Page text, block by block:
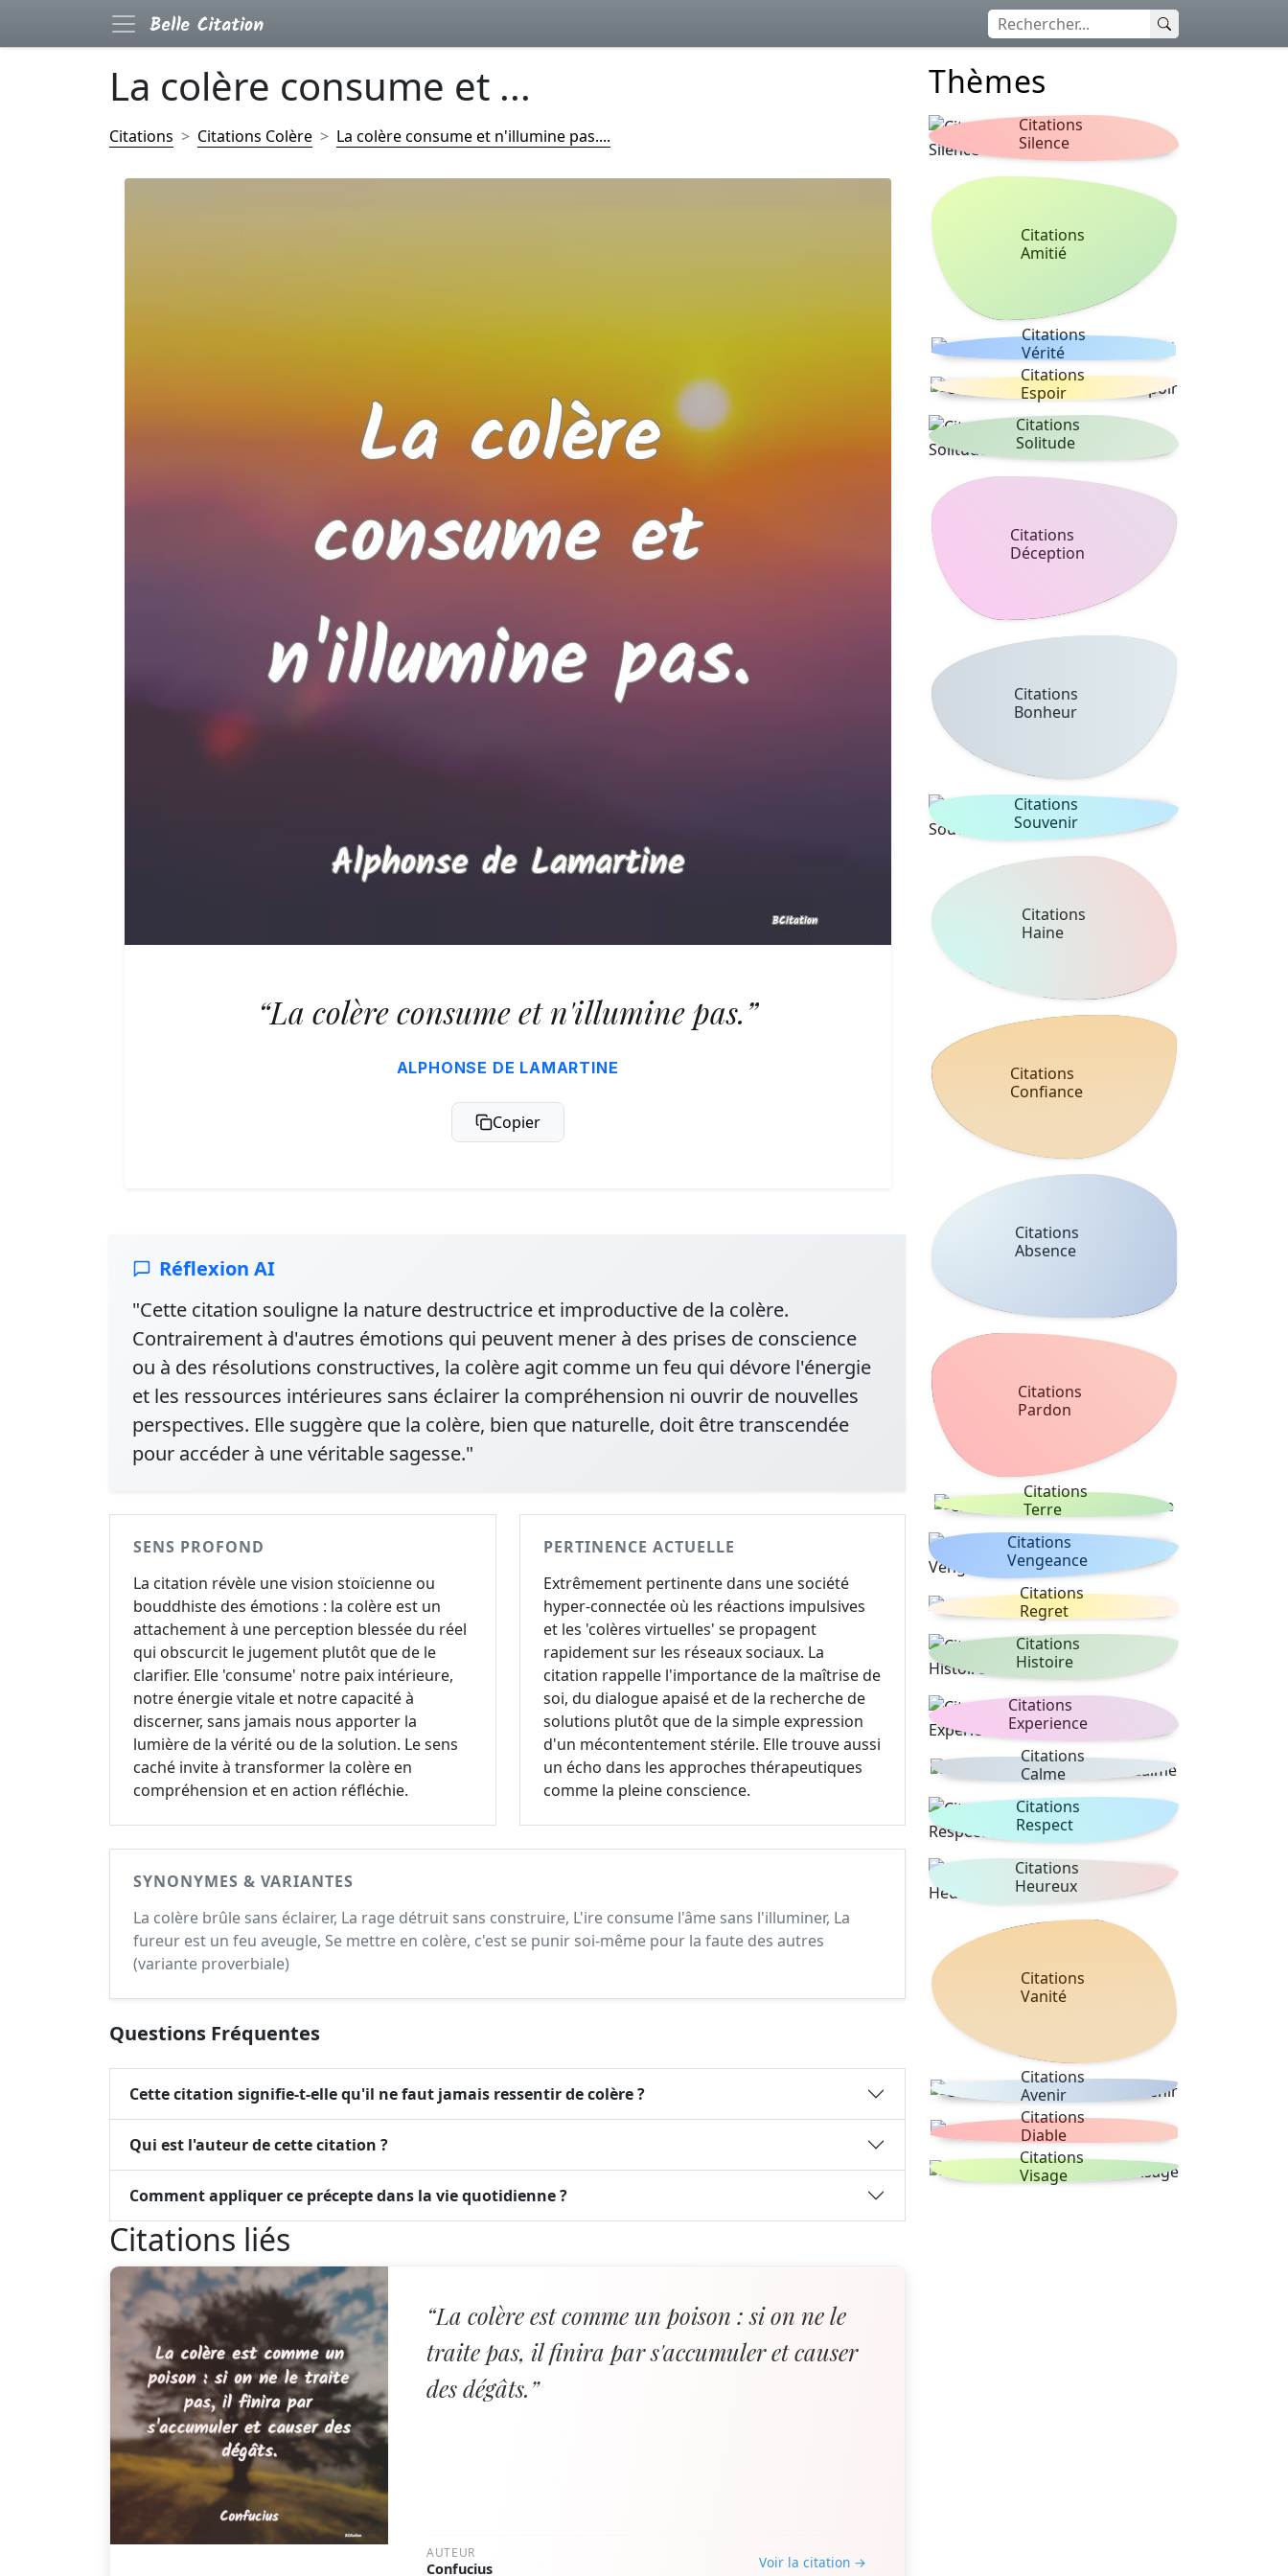
La colère consume et ...
Citations Citations Colère La colère consume et n'illumine pas....
“La colère consume et n'illumine pas.”
ALPHONSE DE LAMARTINE
Copier
Réflexion AI
"Cette citation souligne la nature destructrice et improductive de la colère.
Contrairement à d'autres émotions qui peuvent mener à des prises de conscience
ou à des résolutions constructives, la colère agit comme un feu qui dévore l'énergie
et les ressources intérieures sans éclairer la compréhension ni ouvrir de nouvelles
perspectives. Elle suggère que la colère, bien que naturelle, doit être transcendée
pour accéder à une véritable sagesse."
SENS PROFOND
La citation révèle une vision stoïcienne ou
bouddhiste des émotions : la colère est un
attachement à une perception blessée du réel
qui obscurcit le jugement plutôt que de le
clarifier. Elle 'consume' notre paix intérieure,
notre énergie vitale et notre capacité à
discerner, sans jamais nous apporter la
lumière de la vérité ou de la solution. Le sens
caché invite à transformer la colère en
compréhension et en action réfléchie.
PERTINENCE ACTUELLE
Extrêmement pertinente dans une société
hyper-connectée où les réactions impulsives
et les 'colères virtuelles' se propagent
rapidement sur les réseaux sociaux. La
citation rappelle l'importance de la maîtrise de
soi, du dialogue apaisé et de la recherche de
solutions plutôt que de la simple expression
d'un mécontentement stérile. Elle trouve aussi
un écho dans les approches thérapeutiques
comme la pleine conscience.
SYNONYMES & VARIANTES
La colère brûle sans éclairer, La rage détruit sans construire, L'ire consume l'âme sans l'illuminer, La
fureur est un feu aveugle, Se mettre en colère, c'est se punir soi-même pour la faute des autres
(variante proverbiale)
Questions Fréquentes
Cette citation signifie-t-elle qu'il ne faut jamais ressentir de colère ?
Qui est l'auteur de cette citation ?
Comment appliquer ce précepte dans la vie quotidienne ?
Citations liés
“La colère est comme un poison : si on ne le
traite pas, il finira par s'accumuler et causer
des dégâts.”
AUTEUR
Confucius Voir la citation →
Thèmes
Citations
Silence
Citations
Amitié
Citations
Vérité
Citations
Espoir
Citations
Solitude
Citations
Déception
Citations
Bonheur
Citations
Souvenir
Citations
Haine
Citations
Confiance
Citations
Absence
Citations
Pardon
Citations
Terre
Citations
Vengeance
Citations
Regret
Citations
Histoire
Citations
Experience
Citations
Calme
Citations
Respect
Citations
Heureux
Citations
Vanité
Citations
Avenir
Citations
Diable
Citations
Visage